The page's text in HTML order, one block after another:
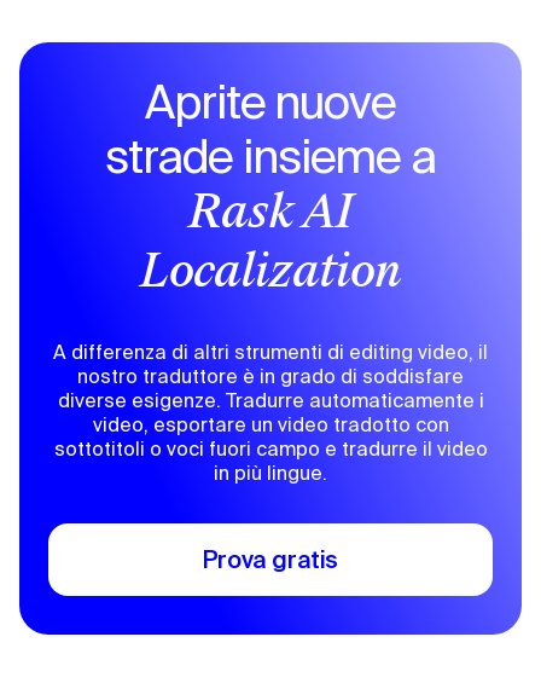
Aprite nuove
strade insieme a
Rask AI
Localization
A differenza di altri strumenti di editing video, il
nostro traduttore è in grado di soddisfare
diverse esigenze. Tradurre automaticamente i
video, esportare un video tradotto con
sottotitoli o voci fuori campo e tradurre il video
in più lingue.
Prova gratis